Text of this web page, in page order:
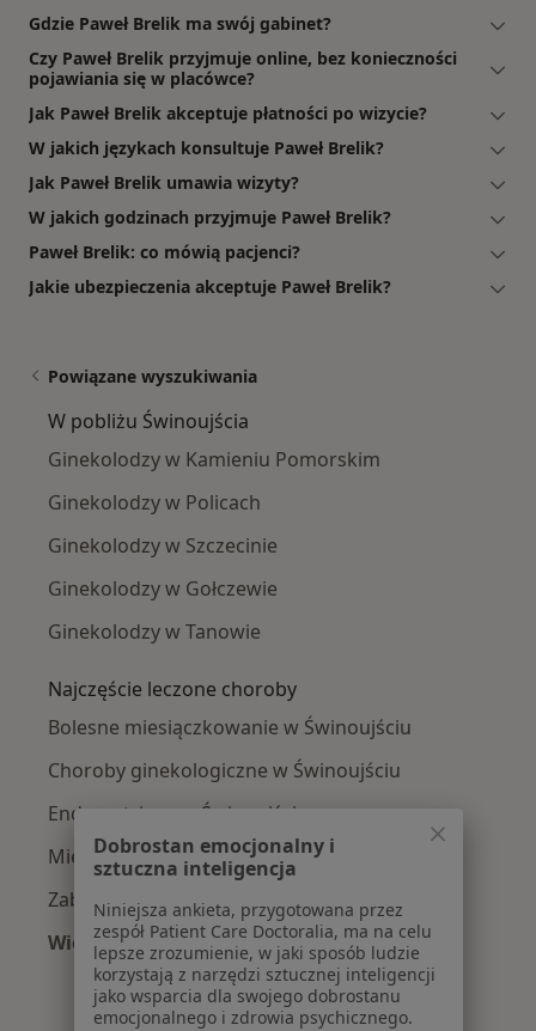
Gdzie Paweł Brelik ma swój gabinet?
Czy Paweł Brelik przyjmuje online, bez konieczności
pojawiania się w placówce?
Jak Paweł Brelik akceptuje płatności po wizycie?
W jakich językach konsultuje Paweł Brelik?
Jak Paweł Brelik umawia wizyty?
W jakich godzinach przyjmuje Paweł Brelik?
Paweł Brelik: co mówią pacjenci?
Jakie ubezpieczenia akceptuje Paweł Brelik?
Powiązane wyszukiwania
W pobliżu Świnoujścia
Ginekolodzy w Kamieniu Pomorskim
Ginekolodzy w Policach
Ginekolodzy w Szczecinie
Ginekolodzy w Gołczewie
Ginekolodzy w Tanowie
Najczęście leczone choroby
Bolesne miesiączkowanie w Świnoujściu
Choroby ginekologiczne w Świnoujściu
Endometrioza w Świnoujściu
Mięśniaki macicy w Świnoujściu
Zaburzenia miesiączkowania w Świnoujściu
Więcej (13)
Więcej w kategorii: Najczęście leczone
Dobrostan emocjonalny i
sztuczna inteligencja
Niniejsza ankieta, przygotowana przez
zespół Patient Care Doctoralia, ma na celu
lepsze zrozumienie, w jaki sposób ludzie
korzystają z narzędzi sztucznej inteligencji
jako wsparcia dla swojego dobrostanu
emocjonalnego i zdrowia psychicznego.